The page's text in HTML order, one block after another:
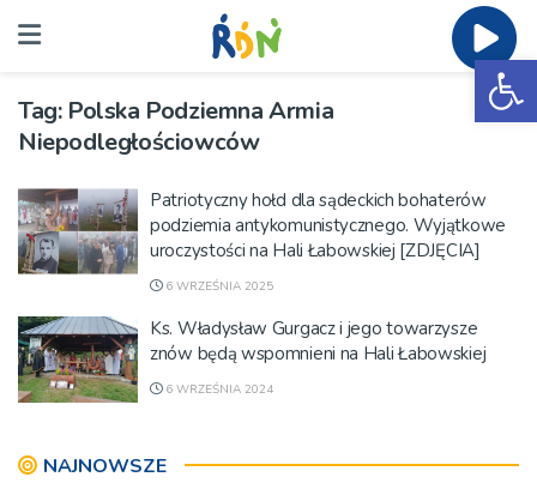
Tag: Polska Podziemna Armia
Niepodległościowców
Patriotyczny hołd dla sądeckich bohaterów
podziemia antykomunistycznego. Wyjątkowe
uroczystości na Hali Łabowskiej [ZDJĘCIA]
6 WRZEŚNIA 2025
Ks. Władysław Gurgacz i jego towarzysze
znów będą wspomnieni na Hali Łabowskiej
6 WRZEŚNIA 2024
NAJNOWSZE